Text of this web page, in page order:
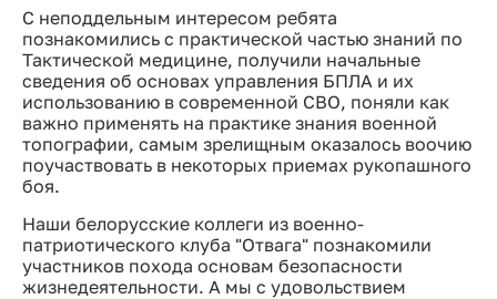
С неподдельным интересом ребята
познакомились с практической частью знаний по
Тактической медицине, получили начальные
сведения об основах управления БПЛА и их
использованию в современной СВО, поняли как
важно применять на практике знания военной
топографии, самым зрелищным оказалось воочию
поучаствовать в некоторых приемах рукопашного
боя.
Наши белорусские коллеги из военно-
патриотического клуба "Отвага" познакомили
участников похода основам безопасности
жизнедеятельности. А мы с удовольствием